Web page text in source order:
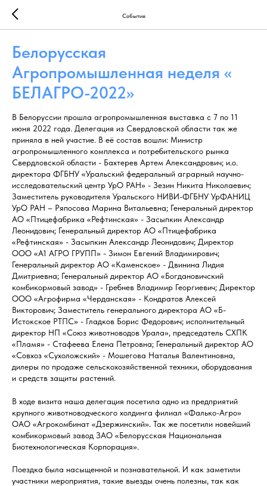
События
Белорусская
Агропромышленная неделя «
БЕЛАГРО-2022»
В Белоруссии прошла агропромышленная выставка с 7 по 11
июня 2022 года. Делегация из Свердловской области так же
приняла в ней участие. В её состав вошли: Министр
агропромышленного комплекса и потребительского рынка
Свердловской области - Бахтерев Артем Александрович; и.о.
директора ФГБНУ «Уральский федеральный аграрный научно-
исследовательский центр УрО РАН» - Зезин Никита Николаевич;
Заместитель руководителя Уральского НИВИ-ФГБНУ УрФАНИЦ
УрО РАН – Ряпосова Марина Витальевна; Генеральный директор
АО «Птицефабрика «Рефтинская» - Засыпкин Александр
Леонидович; Генеральный директор АО «Птицефабрика
«Рефтинская» - Засыпкин Александр Леонидович; Директор
ООО «А1 АГРО ГРУПП» - Зимон Евгений Владимирович;
Генеральный директор АО «Каменское» - Двинина Лидия
Дмитриевна; Генеральный директор АО «Богдановичский
комбикормовый завод» - Гребнев Владимир Георгиевич; Директор
ООО «Агрофирма «Черданская» - Кондратов Алексей
Викторович; Заместитель генерального директора АО «Б-
Истокское РТПС» - Гладков Борис Федорович; исполнительный
директор НП «Союз животноводов Урала», председатель СХПК
«Пламя» - Стафеева Елена Петровна; Генеральный директор АО
«Совхоз «Сухоложский» - Мошегова Наталья Валентиновна,
дилеры по продаже сельскохозяйственной техники, оборудования
и средств защиты растений.
В ходе визита наша делегация посетила одно из предприятий
крупного животноводческого холдинга филиал «Фалько-Агро»
ОАО «Агрокомбинат «Дзержинский». Так же посетили новейший
комбикормовый завод ЗАО «Белорусская Национальная
Биотехнологическая Корпорация».
Поездка была насыщенной и познавательной. И как заметили
участники мероприятия, такие выезды очень полезны, так как